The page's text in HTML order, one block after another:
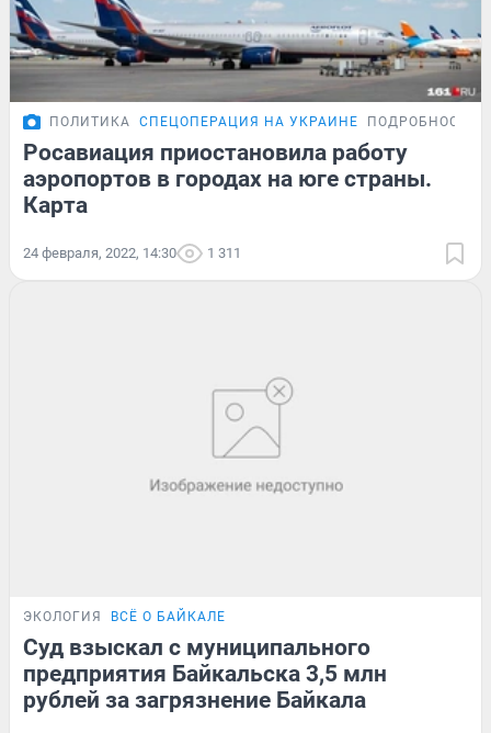
ПОЛИТИКА СПЕЦОПЕРАЦИЯ НА УКРАИНЕ ПОДРОБНОСТИ
Росавиация приостановила работу
аэропортов в городах на юге страны.
Карта
24 февраля, 2022, 14:30 1 311
ЭКОЛОГИЯ ВСЁ О БАЙКАЛЕ
Суд взыскал с муниципального
предприятия Байкальска 3,5 млн
рублей за загрязнение Байкала